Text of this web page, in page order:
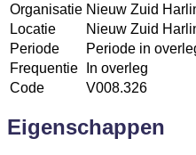
Organisatie Nieuw Zuid
Locatie
Nieuw Zuid
Periode
Periode in
Frequentie
In overleg
Code
V008.326
Eigenschappen